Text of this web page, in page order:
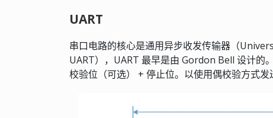
UART
串口电路的核心是通用异步收发传输器（
UART），UART 最早是由 Gordon Bell 设计的
校验位（可选） + 停止位。以使用偶校验方式发